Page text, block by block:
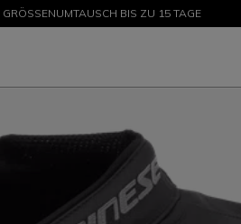
ZU -50 % – JETZT SHOPPENBIS ZU 15 TAGE